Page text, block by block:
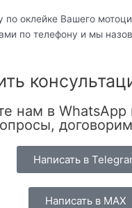
по оклейке Вашего
по телефону и мы
нам в
Написать в
Написать в MAX